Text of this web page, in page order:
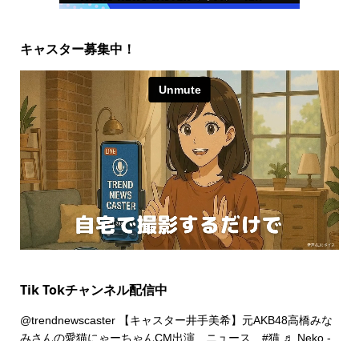
キャスター募集中！
Tik Tokチャンネル配信中
@trendnewscaster【キャスター井手美希】元AKB48高橋みな
みさんの愛猫にゃーちゃんCM出演 ニュース #猫 ♬ Neko -